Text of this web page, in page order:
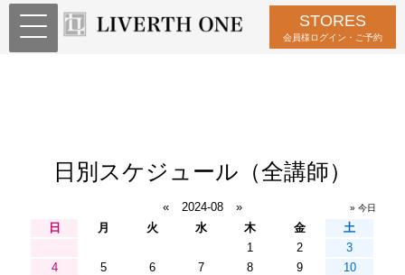
STORES
会員様ログイン・ご予約
日別スケジュール（全講師）
« 2024-08 » » 今日
日 月 火 水 木 金
土
1
2
3
4
5 6 7 8 9
10